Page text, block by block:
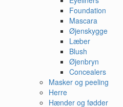
Foundation
Mascara
Øjenskygge
Læber
Blush
Øjenbryn
Concealers
Masker og peeling
Herre
Hænder og fødder